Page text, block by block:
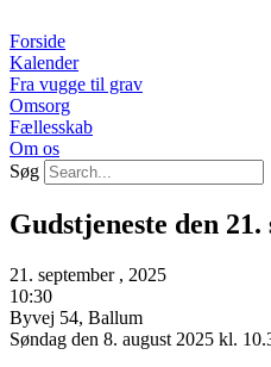
til
indhold
Forside
Kalender
Fra vugge til grav
Omsorg
Fællesskab
Om os
Søg
Gudstjeneste den
21. september , 2025
10:30
Byvej 54, Ballum
Søndag den 8. august 2025 kl.